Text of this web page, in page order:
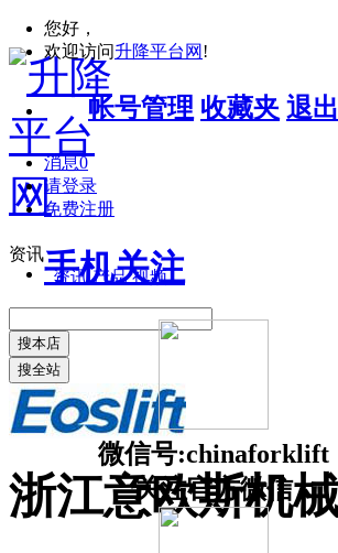
您好，
欢迎访问升降平台网 !
帐号管理 收藏夹 退出
消息0
请登录
免费注册
手机关注
微信号:chinaforklift
关注官方微信
资讯
资讯 产品 视频
搜本店
搜全站
浙江意欧斯机